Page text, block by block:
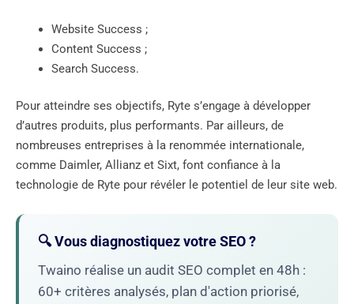
Website Success ;
Content Success ;
Search Success.
Pour atteindre ses objectifs, Ryte s’engage à développer
d’autres produits, plus performants. Par ailleurs, de
nombreuses entreprises à la renommée internationale,
comme Daimler, Allianz et Sixt, font confiance à la
technologie de Ryte pour révéler le potentiel de leur site web.
🔍 Vous diagnostiquez votre SEO ?
Twaino réalise un audit SEO complet en 48h :
60+ critères analysés, plan d'action priorisé,